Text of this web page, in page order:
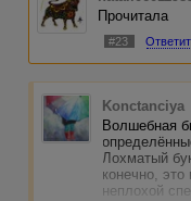
Прочитала
#23
Konctanciya
Волшебная
Лохматый
конечно,
неплохой